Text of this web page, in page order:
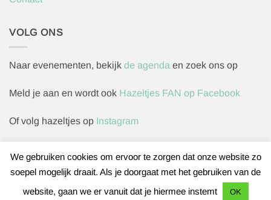
VOLG ONS
Naar evenementen, bekijk de agenda en zoek ons op
Meld je aan en wordt ook Hazeltjes FAN op Facebook
Of volg hazeltjes op Instagram
Herroepingsverzoek indienen
We gebruiken cookies om ervoor te zorgen dat onze website zo
soepel mogelijk draait. Als je doorgaat met het gebruiken van de
website, gaan we er vanuit dat je hiermee instemt
OK